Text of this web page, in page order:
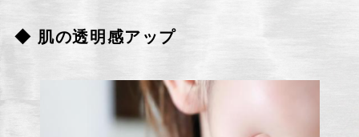
◆ 肌の透明感アップ